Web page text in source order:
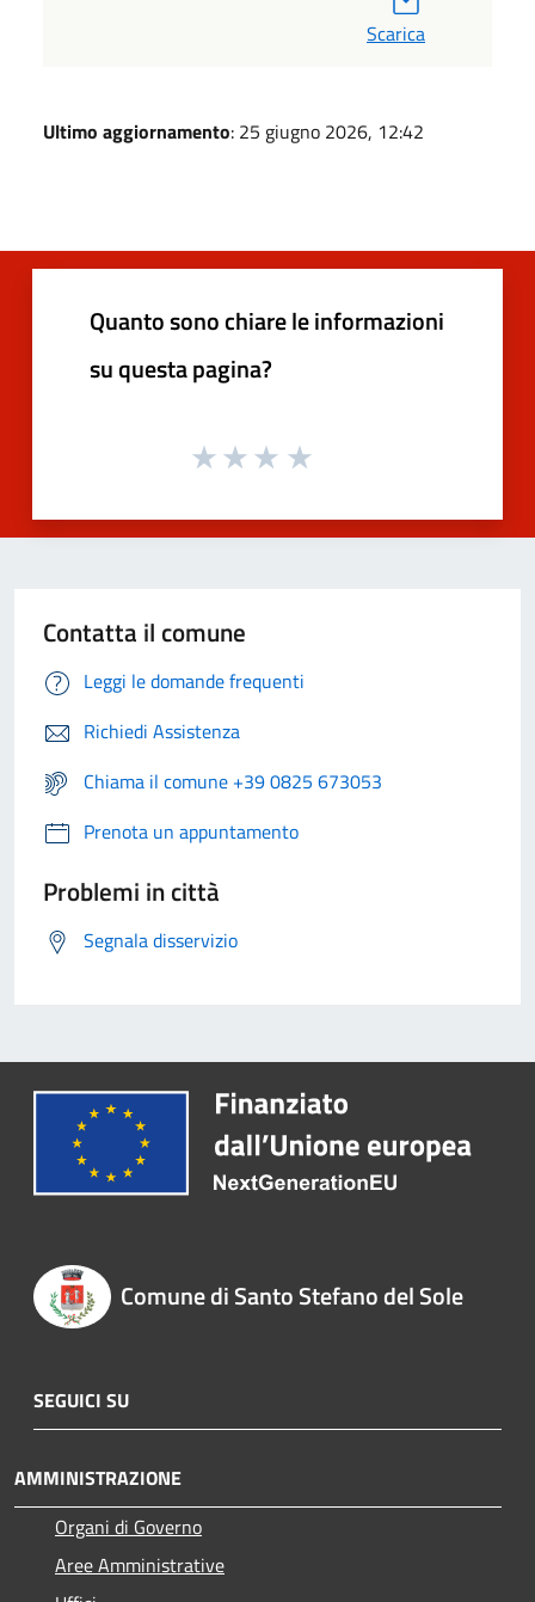
Scarica
Ultimo aggiornamento: 25 giugno 2026, 12:42
Quanto sono chiare le informazioni
su questa pagina?
Contatta il comune
Leggi le domande frequenti
Richiedi Assistenza
Chiama il comune +39 0825 673053
Prenota un appuntamento
Problemi in città
Segnala disservizio
Comune di Santo Stefano del Sole
SEGUICI SU
AMMINISTRAZIONE
Organi di Governo
Aree Amministrative